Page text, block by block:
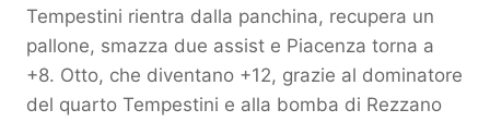
Tempestini rientra dalla panchina, recupera un
pallone, smazza due assist e Piacenza torna a
+8. Otto, che diventano +12, grazie al dominatore
del quarto Tempestini e alla bomba di Rezzano